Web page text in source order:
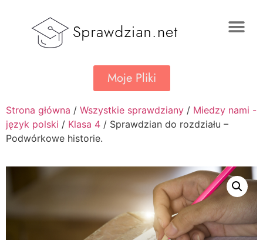
Moje Pliki
Strona główna / Wszystkie sprawdziany / Miedzy nami -
język polski / Klasa 4 / Sprawdzian do rozdziału –
Podwórkowe historie.